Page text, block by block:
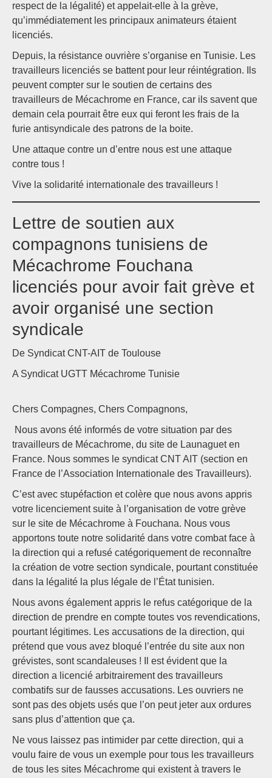
respect de la légalité) et appelait-elle à la grève,
qu’immédiatement les principaux animateurs étaient
licenciés.
Depuis, la résistance ouvrière s’organise en Tunisie. Les
travailleurs licenciés se battent pour leur réintégration. Ils
peuvent compter sur le soutien de certains des
travailleurs de Mécachrome en France, car ils savent que
demain cela pourrait être eux qui feront les frais de la
furie antisyndicale des patrons de la boite.
Une attaque contre un d’entre nous est une attaque
contre tous !
Vive la solidarité internationale des travailleurs !
Lettre de soutien aux
compagnons tunisiens de
Mécachrome Fouchana
licenciés pour avoir fait grève et
avoir organisé une section
syndicale
De Syndicat CNT-AIT de Toulouse
A Syndicat UGTT Mécachrome Tunisie
Chers Compagnes, Chers Compagnons,
Nous avons été informés de votre situation par des
travailleurs de Mécachrome, du site de Launaguet en
France. Nous sommes le syndicat CNT AIT (section en
France de l’Association Internationale des Travailleurs).
C’est avec stupéfaction et colère que nous avons appris
votre licenciement suite à l’organisation de votre grève
sur le site de Mécachrome à Fouchana. Nous vous
apportons toute notre solidarité dans votre combat face à
la direction qui a refusé catégoriquement de reconnaître
la création de votre section syndicale, pourtant constituée
dans la légalité la plus légale de l’État tunisien.
Nous avons également appris le refus catégorique de la
direction de prendre en compte toutes vos revendications,
pourtant légitimes. Les accusations de la direction, qui
prétend que vous avez bloqué l’entrée du site aux non
grévistes, sont scandaleuses ! Il est évident que la
direction a licencié arbitrairement des travailleurs
combatifs sur de fausses accusations. Les ouvriers ne
sont pas des objets usés que l’on peut jeter aux ordures
sans plus d’attention que ça.
Ne vous laissez pas intimider par cette direction, qui a
voulu faire de vous un exemple pour tous les travailleurs
de tous les sites Mécachrome qui existent à travers le